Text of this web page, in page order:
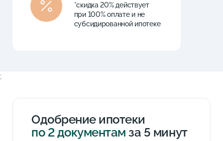
*скидка 20% действует
при 100% оплате и не
субсидированной ипотеке
;
Одобрение ипотеки
по 2 документам за 5 минут